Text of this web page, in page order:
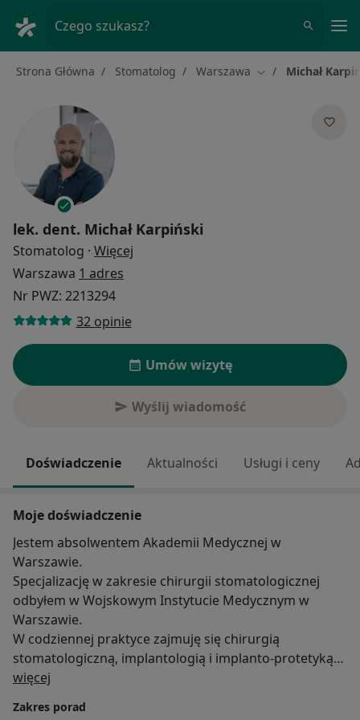
Czego szukasz?
Strona Główna Stomatolog Warszawa Zmień miasto
Michał
lek. dent. Michał Karpiński
Stomatolog · Więcej
Warszawa 1 adres
Nr PWZ: 2213294
32 opinie
Umów wizytę
Wyślij wiadomość
Doświadczenie Aktualności Usługi i ceny
Moje doświadczenie
Jestem absolwentem Akademii Medycznej w
Warszawie.
Specjalizację w zakresie chirurgii stomatologicznej
odbyłem w Wojskowym Instytucie Medycznym w
Warszawie.
W codziennej praktyce zajmuję się chirurgią
stomatologiczną, implantologią i implanto-protetyką
oraz kompleksowym leczeniem pacjentów w narkozie.
uczestnicząc w wielu kursach, szkoleniach i
więcej
Zakres porad